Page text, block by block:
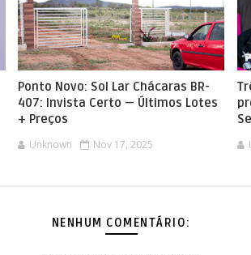
Ponto Novo: Sol Lar Chácaras BR-
407: Invista Certo — Últimos Lotes
+ Preços
Unknown Nov 17, 2025
NENHUM COMENTÁRIO: